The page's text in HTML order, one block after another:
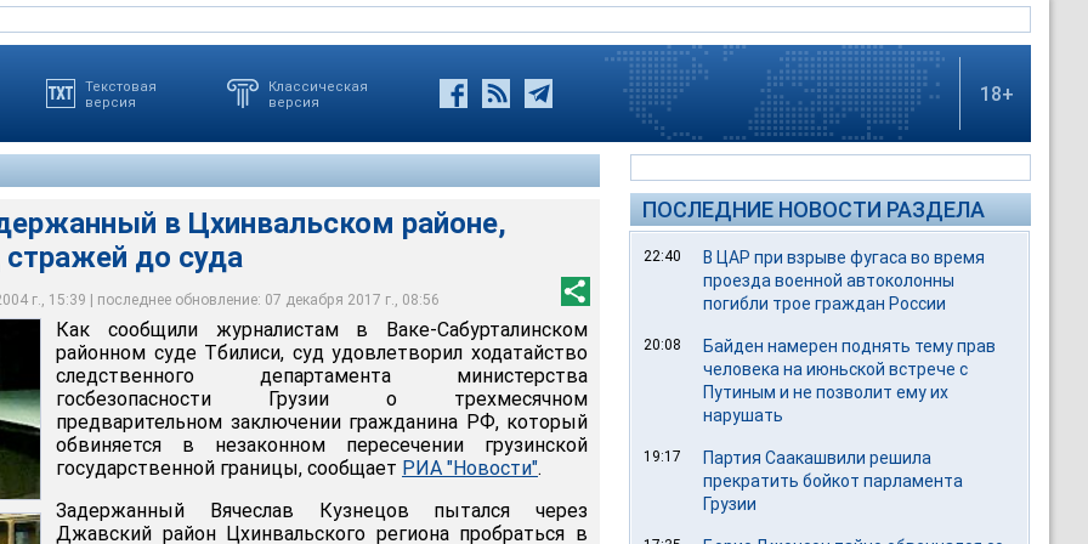
Текстовая
версия
Классическая
версия
18+
в Цхинвальском районе,
стражей до суда
г., 15:39 | последнее обновление: 07 декабря 2017 г., 08:56
в Цхинвальском районе, останется под стражей до суда
Кузнецов пытался через Джавский район Цхинвальского
в Цхинвали. По материалам следствия, Кузнецов при
грузинской полиции
сотрудники краевого отделения МВД в регионе Шида Картли
конфликта. При нем были обнаружены личные вещи,
с символикой казачьего войска, нож и карта местности
Как сообщили журналистам в Ваке-Сабурталинском
районном суде Тбилиси, суд удовлетворил ходатайство
следственного департамента министерства
госбезопасности Грузии о трехмесячном
предварительном заключении гражданина РФ, который
обвиняется в незаконном пересечении грузинской
государственной границы, сообщает РИА "Новости".
Задержанный Вячеслав Кузнецов пытался через
Джавский район Цхинвальского региона пробраться в
ПОСЛЕДНИЕ НОВОСТИ РАЗДЕЛА
22:40
В ЦАР при взрыве фугаса во время
проезда военной автоколонны
погибли трое граждан России
20:08
Байден намерен поднять тему прав
человека на июньской встрече с
Путиным и не позволит ему их
нарушать
19:17
Партия Саакашвили решила
прекратить бойкот парламента
Грузии